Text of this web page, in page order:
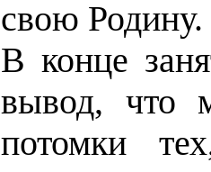
свою Родину.
В конце
вывод, что
потомки